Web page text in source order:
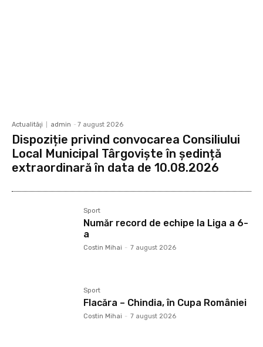
Actualităţi admin - 7 august 2026
Dispoziție privind convocarea Consiliului
Local Municipal Târgoviște în ședință
extraordinară în data de 10.08.2026
Sport
Număr record de echipe la Liga a 6-
a
Costin Mihai - 7 august 2026
Sport
Flacăra – Chindia, în Cupa României
Costin Mihai - 7 august 2026